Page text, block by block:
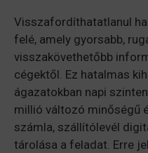
Visszafordíthatatlanul
felé, amely gyorsabb,
visszakövethetőbb
cégektől. Ez hatalmas
ágazatokban napi
millió változó minőségű
számla, szállítólevél
tárolása a feladat. Erre